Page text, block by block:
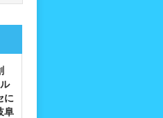
に
阜